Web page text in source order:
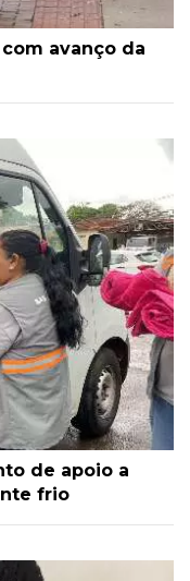
avanço da
de apoio a
frio